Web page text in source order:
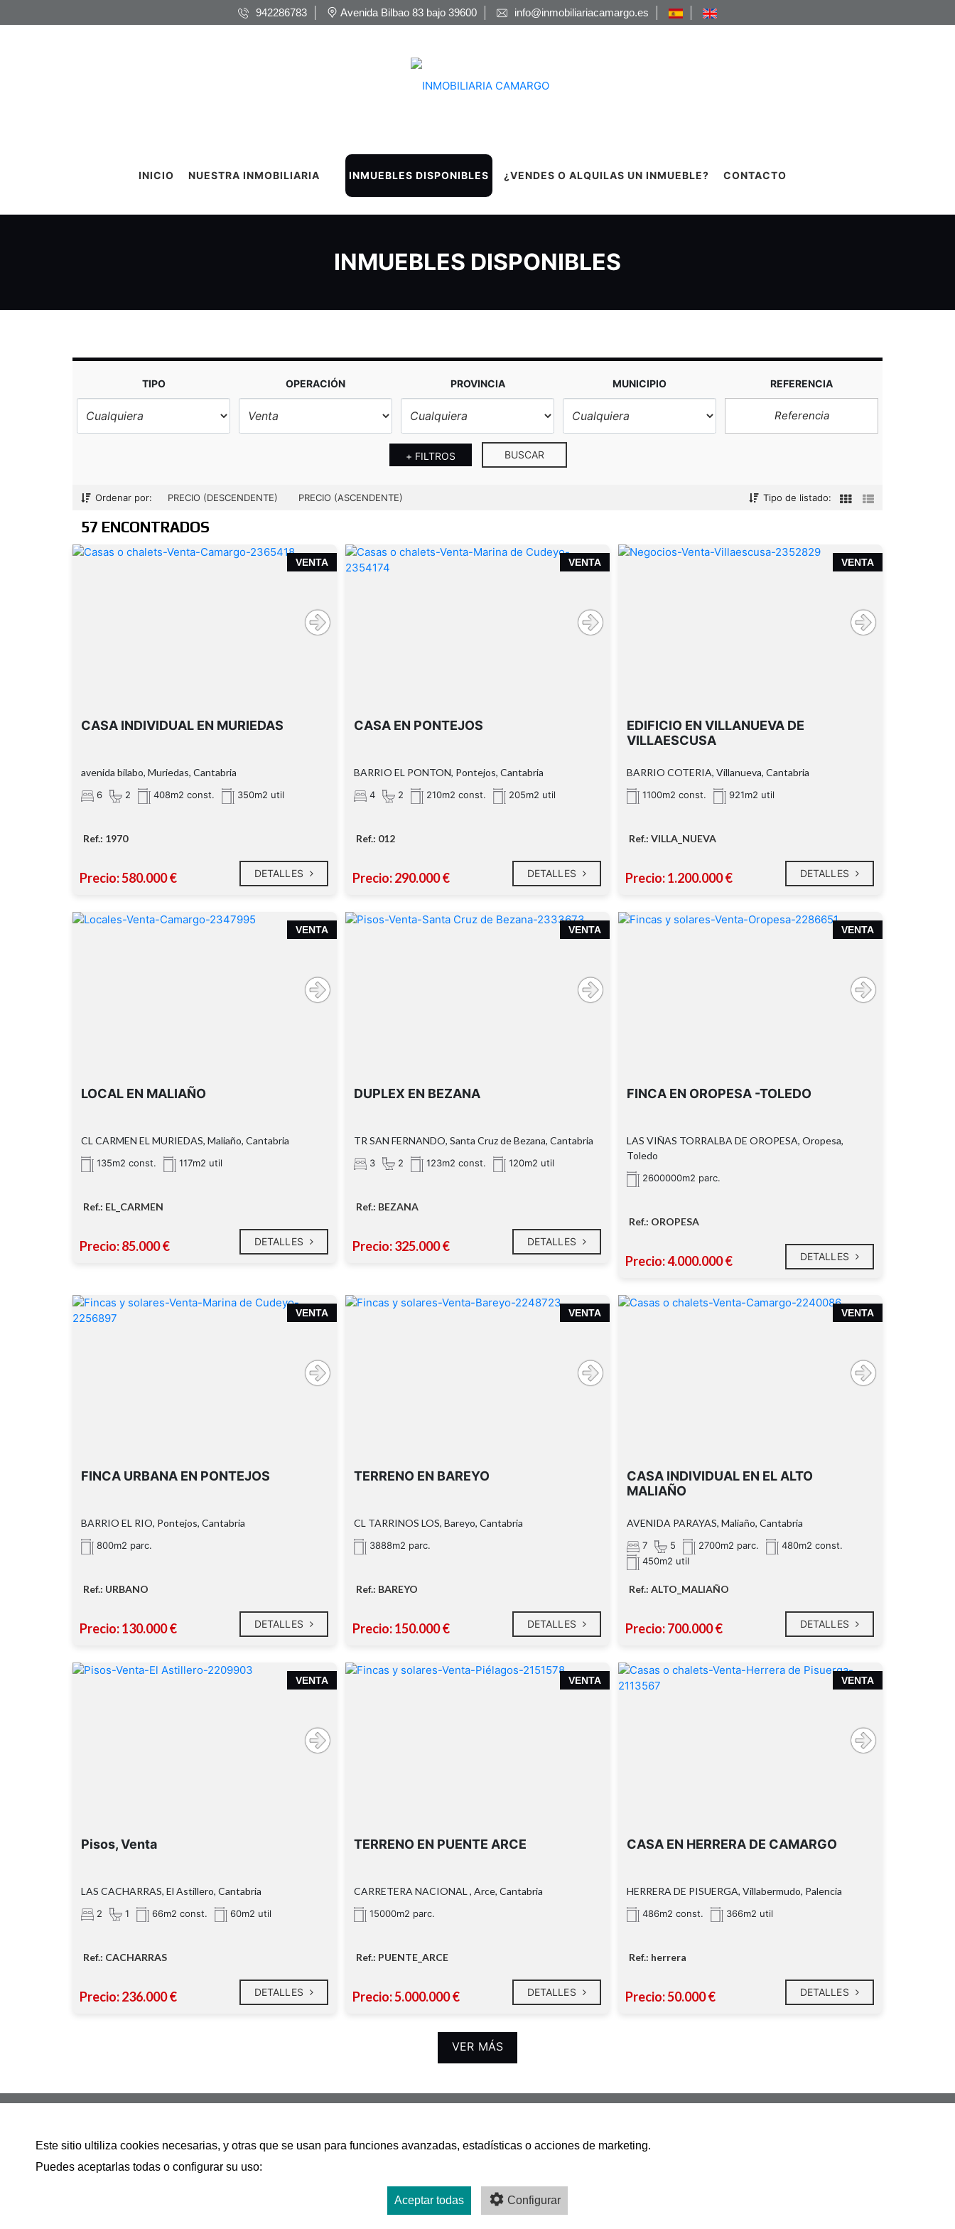
Este sitio ultiliza cookies necesarias, y otras que se usan para funciones avanzadas, estadísticas o acciones de marketing.
Puedes aceptarlas todas o configurar su uso:
Aceptar todas Configurar
942286783 Avenida Bilbao 83 bajo 39600 info@inmobiliariacamargo.es
INICIO NUESTRA INMOBILIARIA INMUEBLES DISPONIBLES ¿VENDES O ALQUILAS UN INMUEBLE? CONTACTO
INMUEBLES DISPONIBLES
TIPO OPERACIÓN PROVINCIA MUNICIPIO REFERENCIA
+ FILTROS BUSCAR
Ordenar por: PRECIO (DESCENDENTE) PRECIO (ASCENDENTE) Tipo de listado:
57 ENCONTRADOS
VENTA
CASA INDIVIDUAL EN MURIEDAS
avenida bilabo, Muriedas, Cantabria
6 2 408m2 const. 350m2 util
Ref.: 1970
Precio: 580.000 € DETALLES
VENTA
CASA EN PONTEJOS
BARRIO EL PONTON, Pontejos, Cantabria
4 2 210m2 const. 205m2 util
Ref.: 012
Precio: 290.000 € DETALLES
VENTA
EDIFICIO EN VILLANUEVA DE
VILLAESCUSA
BARRIO COTERIA, Villanueva, Cantabria
1100m2 const. 921m2 util
Ref.: VILLA_NUEVA
Precio: 1.200.000 € DETALLES
VENTA
LOCAL EN MALIAÑO
CL CARMEN EL MURIEDAS, Maliaño, Cantabria
135m2 const. 117m2 util
Ref.: EL_CARMEN
Precio: 85.000 € DETALLES
VENTA
DUPLEX EN BEZANA
TR SAN FERNANDO, Santa Cruz de Bezana, Cantabria
3 2 123m2 const. 120m2 util
Ref.: BEZANA
Precio: 325.000 € DETALLES
VENTA
FINCA EN OROPESA -TOLEDO
LAS VIÑAS TORRALBA DE OROPESA, Oropesa,
Toledo
2600000m2 parc.
Ref.: OROPESA
Precio: 4.000.000 € DETALLES
VENTA
FINCA URBANA EN PONTEJOS
BARRIO EL RIO, Pontejos, Cantabria
800m2 parc.
Ref.: URBANO
Precio: 130.000 € DETALLES
VENTA
TERRENO EN BAREYO
CL TARRINOS LOS, Bareyo, Cantabria
3888m2 parc.
Ref.: BAREYO
Precio: 150.000 € DETALLES
VENTA
CASA INDIVIDUAL EN EL ALTO
MALIAÑO
AVENIDA PARAYAS, Maliaño, Cantabria
7 5 2700m2 parc.
480m2 const.
450m2 util
Ref.: ALTO_MALIAÑO
Precio: 700.000 € DETALLES
VENTA
Pisos, Venta
LAS CACHARRAS, El Astillero, Cantabria
2 1 66m2 const. 60m2 util
Ref.: CACHARRAS
Precio: 236.000 € DETALLES
VENTA
TERRENO EN PUENTE ARCE
CARRETERA NACIONAL , Arce, Cantabria
15000m2 parc.
Ref.: PUENTE_ARCE
Precio: 5.000.000 € DETALLES
VENTA
CASA EN HERRERA DE CAMARGO
HERRERA DE PISUERGA, Villabermudo, Palencia
486m2 const. 366m2 util
Ref.: herrera
Precio: 50.000 € DETALLES
VER MÁS
942286783